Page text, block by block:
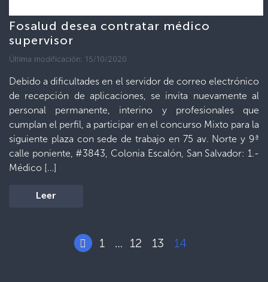
Fosalud desea contratar médico
supervisor
Última modificación: 15/10/2020
Debido a dificultades en el servidor de correo electrónico
de recepción de aplicaciones, se invita nuevamente al
personal permanente, interino y profesionales que
cumplan el perfil, a participar en el concurso Mixto para la
siguiente plaza con sede de trabajo en 75 av. Norte y 9ª
calle poniente, #3843, Colonia Escalón, San Salvador: 1.-
Médico […]
Leer
1 … 12 13 14